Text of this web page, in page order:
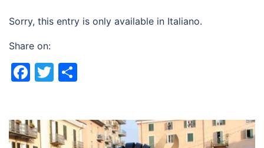
Sorry, this entry is only available in Italiano.
Share on:
Facebook
Twitter